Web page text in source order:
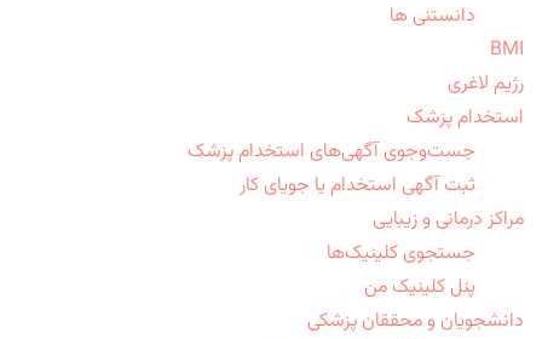
دانستنی ها
BMI
رژیم لاغری
استخدام پزشک
جست‌وجوی آگهی‌های استخدام پزشک
ثبت آگهی استخدام یا جویای کار
مراکز درمانی و زیبایی
جستجوی کلینیک‌ها
پنل کلینیک من
دانشجویان و محققان پزشکی